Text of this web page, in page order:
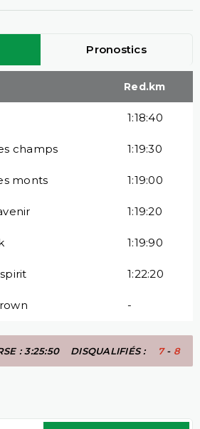
Pronostics
Red.km
1:18:40
champs 1:19:30
monts 1:19:00
1:19:20
1:19:90
1:22:20
-
: 3:25:50 DISQUALIFIÉS : 7- 8